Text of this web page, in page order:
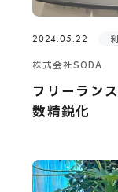
2024.05.22
株式会社SODA
フリーラン
数精鋭化